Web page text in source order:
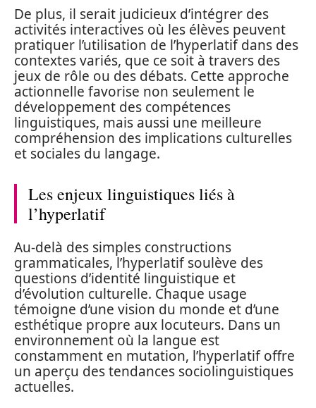
De plus, il serait judicieux d’intégrer des
activités interactives où les élèves peuvent
pratiquer l’utilisation de l’hyperlatif dans des
contextes variés, que ce soit à travers des
jeux de rôle ou des débats. Cette approche
actionnelle favorise non seulement le
développement des compétences
linguistiques, mais aussi une meilleure
compréhension des implications culturelles
et sociales du langage.
Les enjeux linguistiques liés à
l’hyperlatif
Au-delà des simples constructions
grammaticales, l’hyperlatif soulève des
questions d’identité linguistique et
d’évolution culturelle. Chaque usage
témoigne d’une vision du monde et d’une
esthétique propre aux locuteurs. Dans un
environnement où la langue est
constamment en mutation, l’hyperlatif offre
un aperçu des tendances sociolinguistiques
actuelles.